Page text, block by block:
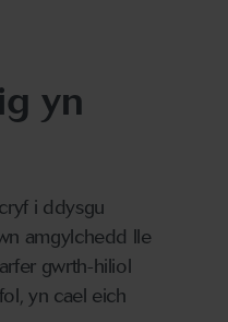
yn
i ddysgu
amgylchedd lle
gwrth-hiliol
yn cael eich